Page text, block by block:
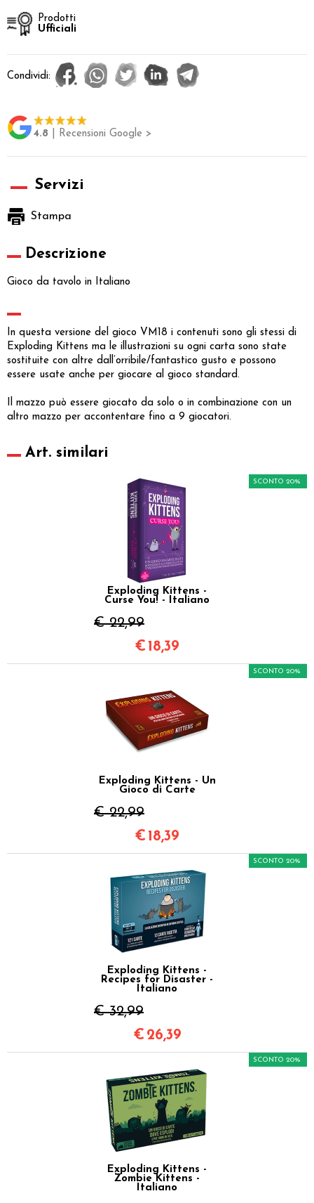
Prodotti
Ufficiali
Condividi:
4.8 | Recensioni Google >
Servizi
Stampa
Descrizione
Gioco da tavolo in Italiano
In questa versione del gioco VM18 i contenuti sono gli stessi di
Exploding Kittens ma le illustrazioni su ogni carta sono state
sostituite con altre dall’orribile/fantastico gusto e possono
essere usate anche per giocare al gioco standard.
Il mazzo può essere giocato da solo o in combinazione con un
altro mazzo per accontentare fino a 9 giocatori.
Art. similari
Exploding Kittens -
Curse You! - Italiano
€ 22,99
SCONTO 20%
€ 18,39
Exploding Kittens - Un
Gioco di Carte
€ 22,99
SCONTO 20%
€ 18,39
Exploding Kittens -
Recipes for Disaster -
Italiano
€ 32,99
SCONTO 20%
€ 26,39
Exploding Kittens -
Zombie Kittens -
Italiano
SCONTO 20%